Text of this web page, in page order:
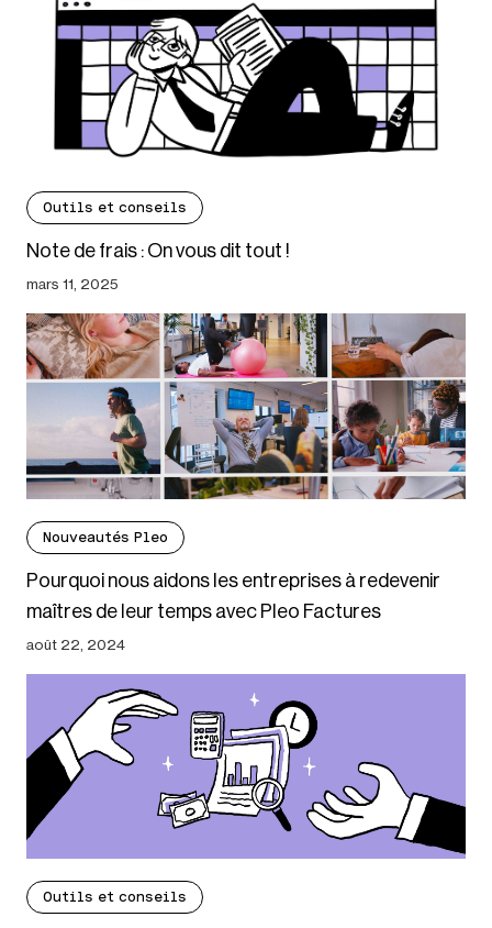
Outils et conseils
Note de frais : On vous dit tout !
mars 11, 2025
Nouveautés Pleo
Pourquoi nous aidons les entreprises à redevenir
maîtres de leur temps avec Pleo Factures
août 22, 2024
Outils et conseils